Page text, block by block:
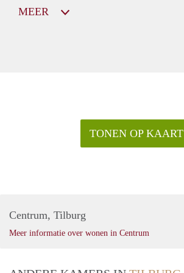
MEER
TONEN OP KAART
Centrum, Tilburg
Meer informatie over wonen in Centrum